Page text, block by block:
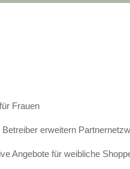
Frauen
erweitern
Angebote für weibliche